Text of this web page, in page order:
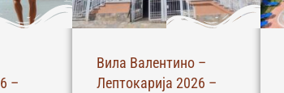
–
Вила Валентино –
Лептокарија 2026 –